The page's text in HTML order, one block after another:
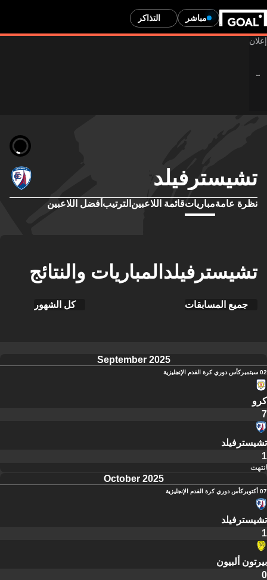
مباشر التذاكر
تشيسترفيلد
نظرة عامةمبارياتقائمة اللاعبين الترتيب أفضل اللاعبين
تشيسترفيلدالمباريات والنتائج
جميع المسابقات كل الشهور
September 2025
02 سبتمبر كأس دوري كرة القدم الإنجليزية
كرو
7
تشيسترفيلد
1
انتهت
October 2025
07 أكتوبر كأس دوري كرة القدم الإنجليزية
تشيسترفيلد
1
بيرتون ألبيون
0